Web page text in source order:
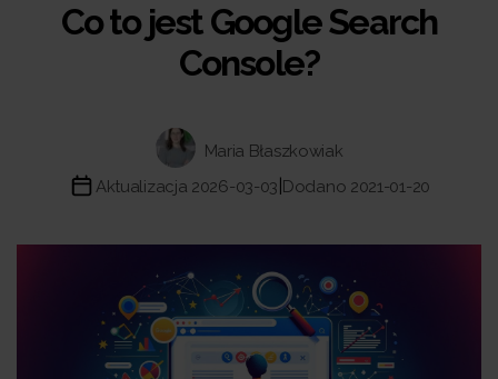
Co to jest Google Search
Console?
Maria Błaszkowiak
Aktualizacja 2026-03-03 Dodano 2021-01-20